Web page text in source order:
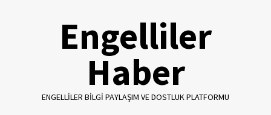
Engelliler
Haber
ENGELLILER BILGI PAYLAŞIM VE DOSTLUK PLATFORMU